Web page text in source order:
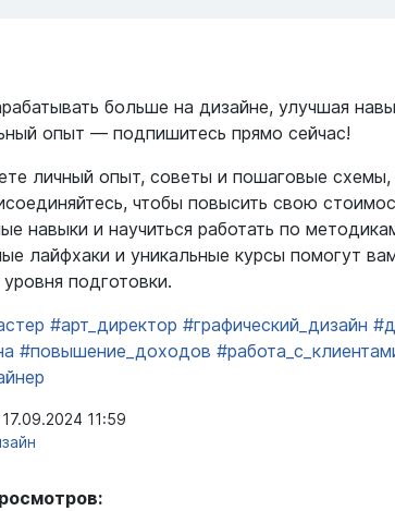
больше на дизайне, улучшая
опыт — подпишитесь прямо сейчас!
личный опыт, советы и пошаговые схемы,
чтобы повысить свою
навыки и научиться работать по
лайфхаки и уникальные курсы помогут
подготовки.
#арт_директор #графический_дизайн
#повышение_доходов
11:59